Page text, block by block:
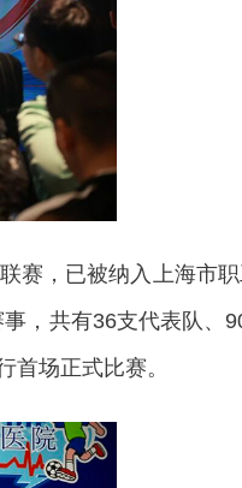
，已被纳入上海市
，共有36支代表队、
场正式比赛。